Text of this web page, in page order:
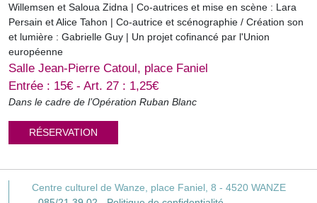
Willemsen et Saloua Zidna | Co-autrices et mise en scène : Lara
Persain et Alice Tahon | Co-autrice et scénographie / Création son
et lumière : Gabrielle Guy | Un projet cofinancé par l'Union
européenne
Salle Jean-Pierre Catoul, place Faniel
Entrée : 15€ - Art. 27 : 1,25€
Dans le cadre de l’Opération Ruban Blanc
RÉSERVATION
Centre culturel de Wanze, place Faniel, 8 - 4520 WANZE